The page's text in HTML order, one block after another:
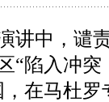
讲中，谴
“陷入冲
在马杜罗